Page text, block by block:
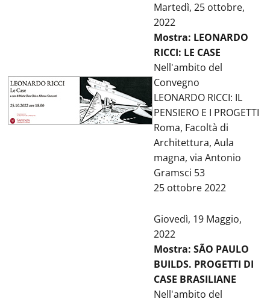
Martedì, 25 ottobre,
2022
Mostra: LEONARDO
RICCI: LE CASE
Nell'ambito del
Convegno
LEONARDO RICCI: IL
PENSIERO E I PROGETTI
Roma, Facoltà di
Architettura, Aula
magna, via Antonio
Gramsci 53
25 ottobre 2022
Giovedì, 19 Maggio,
2022
Mostra: SÃO PAULO
BUILDS. PROGETTI DI
CASE BRASILIANE
Nell'ambito del